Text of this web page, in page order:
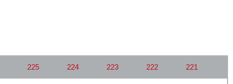
225 224 223 222 221